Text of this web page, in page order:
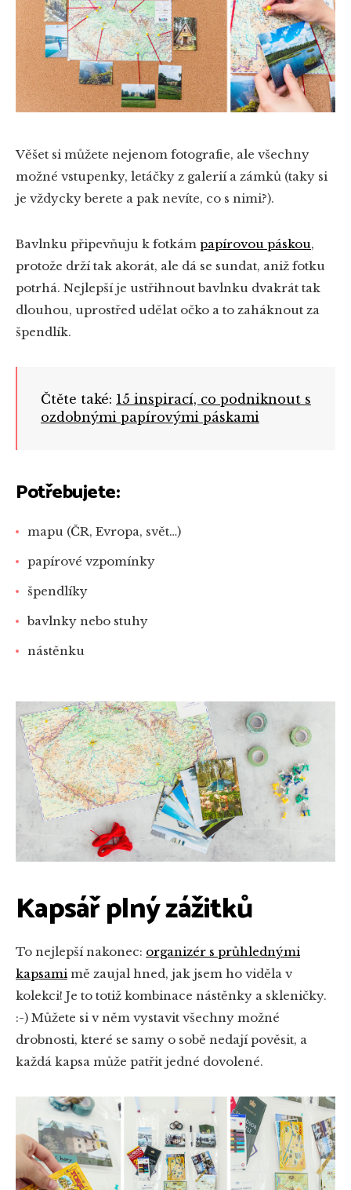
Věšet si můžete nejenom fotografie, ale všechny
možné vstupenky, letáčky z galerií a zámků (taky si
je vždycky berete a pak nevíte, co s nimi?).
Bavlnku připevňuju k fotkám papírovou páskou,
protože drží tak akorát, ale dá se sundat, aniž fotku
potrhá. Nejlepší je ustřihnout bavlnku dvakrát tak
dlouhou, uprostřed udělat očko a to zaháknout za
špendlík.
Čtěte také: 15 inspirací, co podniknout s
ozdobnými papírovými páskami
Potřebujete:
mapu (ČR, Evropa, svět…)
papírové vzpomínky
špendlíky
bavlnky nebo stuhy
nástěnku
Kapsář plný zážitků
To nejlepší nakonec: organizér s průhlednými
kapsami mě zaujal hned, jak jsem ho viděla v
kolekci! Je to totiž kombinace nástěnky a skleničky.
:-) Můžete si v něm vystavit všechny možné
drobnosti, které se samy o sobě nedají pověsit, a
každá kapsa může patřit jedné dovolené.